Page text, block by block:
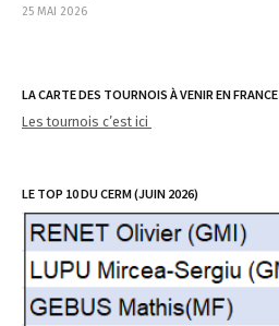
25 MAI 2026
LA CARTE DES TOURNOIS À VENIR EN FRANCE
Les tournois c’est ici
LE TOP 10 DU CERM (JUIN 2026)